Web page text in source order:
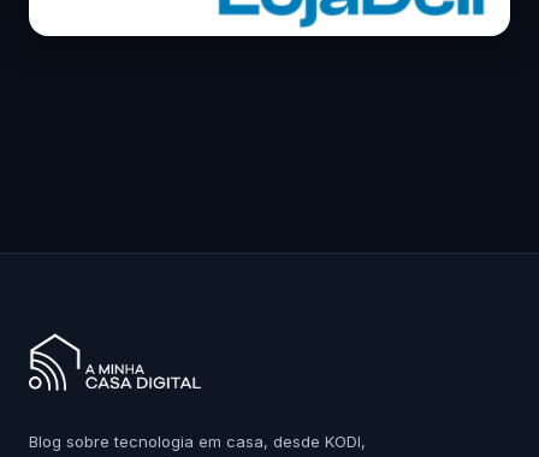
Blog sobre tecnologia em casa, desde KODI,